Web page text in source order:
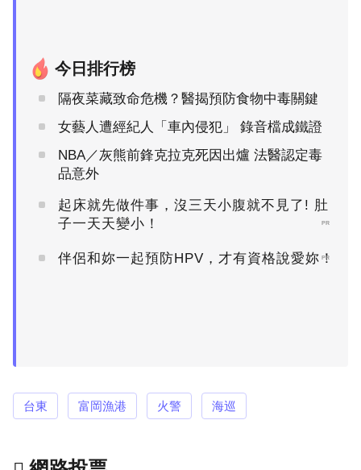
今日排行榜
隔夜菜藏致命危機？醫揭預防食物中毒關鍵
女藝人遭經紀人「車內侵犯」 錄音檔成鐵證
NBA／灰熊前鋒克拉克死因出爐 法醫認定毒
品意外
起床就先做件事，沒三天小腹就不見了! 肚
子一天天變小！
PR
伴侶和妳一起預防HPV，才有資格說愛妳！
PR
台東 富岡漁港 火警 海巡